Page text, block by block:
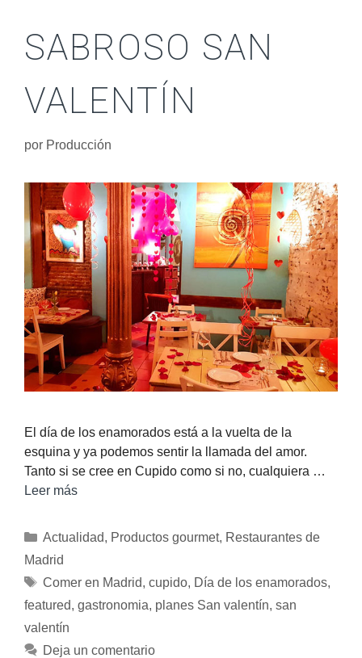
SABROSO SAN
VALENTÍN
por Producción
El día de los enamorados está a la vuelta de la
esquina y ya podemos sentir la llamada del amor.
Tanto si se cree en Cupido como si no, cualquiera …
Leer más
Actualidad, Productos gourmet, Restaurantes de
Madrid
Comer en Madrid, cupido, Día de los enamorados,
featured, gastronomia, planes San valentín, san
valentín
Deja un comentario